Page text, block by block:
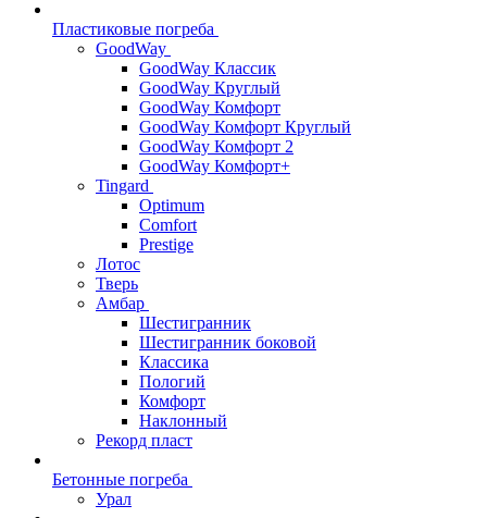
Пластиковые погреба
GoodWay
GoodWay Классик
GoodWay Круглый
GoodWay Комфорт
GoodWay Комфорт Круглый
GoodWay Комфорт 2
GoodWay Комфорт+
Tingard
Optimum
Comfort
Prestige
Лотос
Тверь
Амбар
Шестигранник
Шестигранник боковой
Классика
Пологий
Комфорт
Наклонный
Рекорд пласт
Бетонные погреба
Урал